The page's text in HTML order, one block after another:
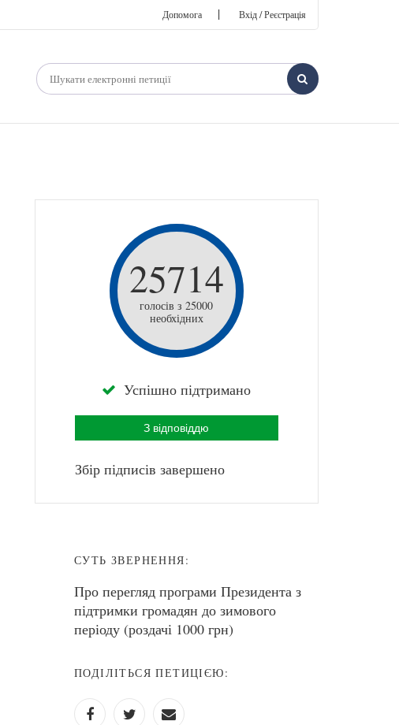
Допомога | Вхід / Реєстрація
25714
голосів з 25000
необхідних
Успішно підтримано
З відповіддю
Збір підписів завершено
СУТЬ ЗВЕРНЕННЯ:
Про перегляд програми Президента з
підтримки громадян до зимового
періоду (роздачі 1000 грн)
ПОДІЛІТЬСЯ ПЕТИЦІЄЮ: